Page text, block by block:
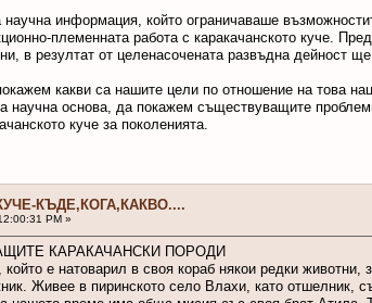
научна информация, който ограничаваше
племенната работа с каракачанското куче.
в резултат от целенасочената развъдна дейност
какви са нашите цели по отношение на това
научна основа, да покажем съществуващите
куче за поколенията.
КЪДЕ,КОГА,КАКВО....
PM »
КАРАКАЧАНСКИ ПОРОДИ
е натоварил в своя кораб някои редки животни,
Живее в пиринското село Влахи, като отшелник,